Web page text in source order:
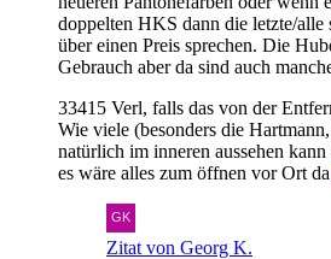
doppelten HKS dann die letzte/alle
über einen Preis sprechen. Die
Gebrauch aber da sind auch
33415 Verl, falls das von der
Wie viele (besonders die
natürlich im inneren aussehen
es wäre alles zum öffnen vor Ort da
Zitat von Georg K.